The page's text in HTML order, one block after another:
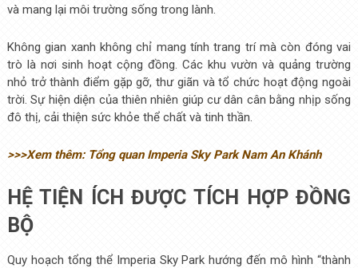
và mang lại môi trường sống trong lành.
Không gian xanh không chỉ mang tính trang trí mà còn đóng vai
trò là nơi sinh hoạt cộng đồng. Các khu vườn và quảng trường
nhỏ trở thành điểm gặp gỡ, thư giãn và tổ chức hoạt động ngoài
trời. Sự hiện diện của thiên nhiên giúp cư dân cân bằng nhịp sống
đô thị, cải thiện sức khỏe thể chất và tinh thần.
>>>Xem thêm: Tổng quan Imperia Sky Park Nam An Khánh
HỆ TIỆN ÍCH ĐƯỢC TÍCH HỢP ĐỒNG
BỘ
Quy hoạch tổng thể Imperia Sky Park hướng đến mô hình “thành